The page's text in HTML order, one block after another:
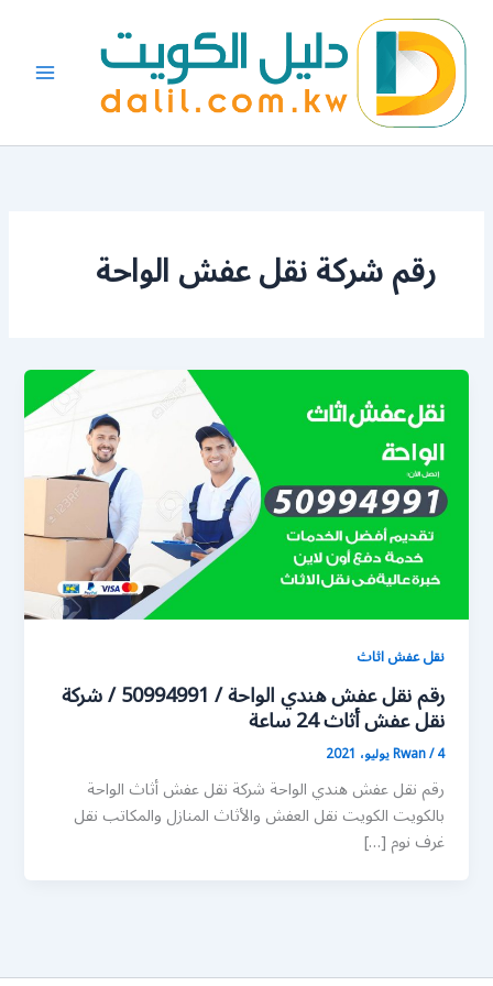
المحتوى
رقم شركة نقل عفش الواحة
نقل عفش اثاث
رقم نقل عفش هندي الواحة / 50994991 / شركة
نقل عفش أثاث 24 ساعة
Rwan/4 يوليو، 2021
رقم نقل عفش هندي الواحة شركة نقل عفش أثاث الواحة
بالكويت الكويت نقل العفش والأثاث المنازل والمكاتب نقل
غرف نوم […]